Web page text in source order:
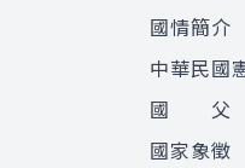
國情簡介
中華民國
國 父
國家象徵